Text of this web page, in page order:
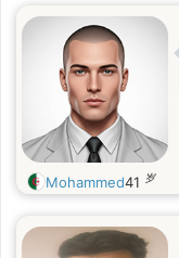
Mohammed41 岁